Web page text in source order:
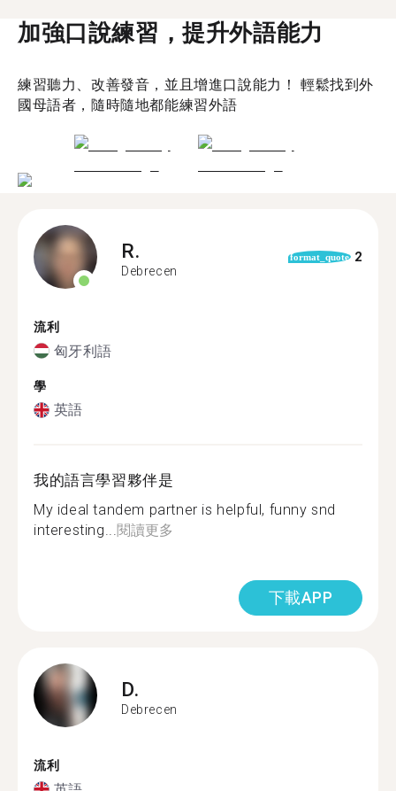
加強口說練習，提升外語能力
練習聽力、改善發音，並且增進口說能力！ 輕鬆找到外
國母語者，隨時隨地都能練習外語
R.
Debrecen
format_quote 2
流利
匈牙利語
學
英語
我的語言學習夥伴是
My ideal tandem partner is helpful, funny snd
interesting...閱讀更多
下載APP
D.
Debrecen
流利